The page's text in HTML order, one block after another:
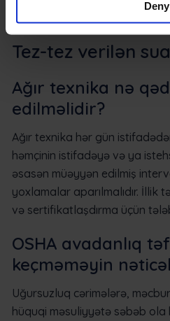
Deny
inamla fəaliyyət göstərməyə
Tez-tez verilən
Ağır texnika nə
edilməlidir?
Ağır texnika hər gün
həmçinin istifadəyə və ya
əsasən müəyyən edilmiş
yoxlamalar aparılmalıdır.
və sertifikatlaşdırma üçün
OSHA avadanlıq
keçməməyin
Uğursuzluq cərimələrə,
hüquqi məsuliyyətə səbəb ola